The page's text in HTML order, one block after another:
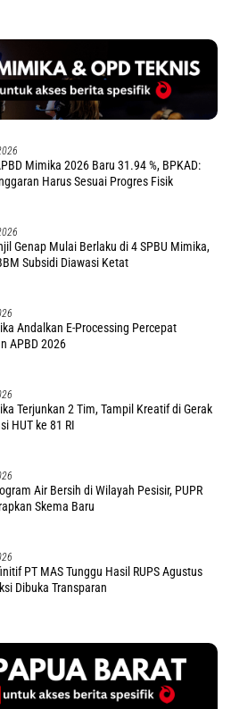
Mimika 2026 Baru 31.94 %, BPKAD:
Harus Sesuai Progres Fisik
Genap Mulai Berlaku di 4 SPBU Mimika,
Subsidi Diawasi Ketat
Andalkan E-Processing Percepat
APBD 2026
Terjunkan 2 Tim, Tampil Kreatif di Gerak
HUT ke 81 RI
Air Bersih di Wilayah Pesisir, PUPR
Skema Baru
PT MAS Tunggu Hasil RUPS Agustus
Dibuka Transparan